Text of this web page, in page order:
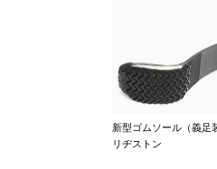
新型ゴムソール（義足
リヂストン